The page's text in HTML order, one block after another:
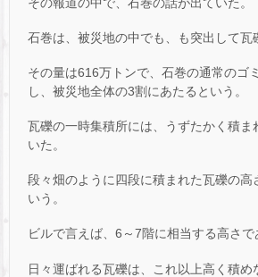
石巻は、被災地の中でも、も突出して瓦
その量は616万トンで、石巻の通常のゴ
し、被災地全体の3割にあたるという。
瓦礫の一時集積所には、うずたかく積ま
いた。
段々畑のように四段に積まれた瓦礫の高
いう。
ビルで言えば、6～7階に相当する高さで
日々運ばれる瓦礫は、これ以上高く積め